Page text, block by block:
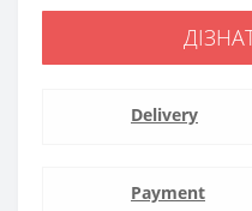
Delivery
Payment